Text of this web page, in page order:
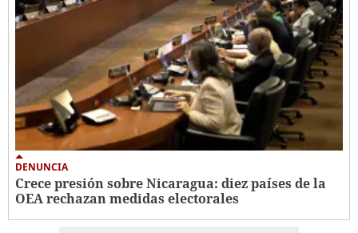
DENUNCIA
Crece presión sobre Nicaragua: diez países de la
OEA rechazan medidas electorales